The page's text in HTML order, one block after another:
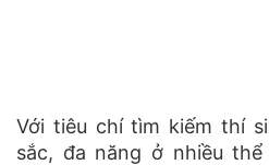
Với tiêu chí tìm kiếm thí
sắc, đa năng ở nhiều